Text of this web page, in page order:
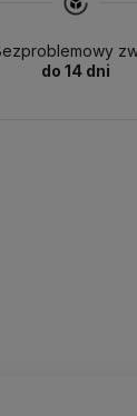
do 14 dni